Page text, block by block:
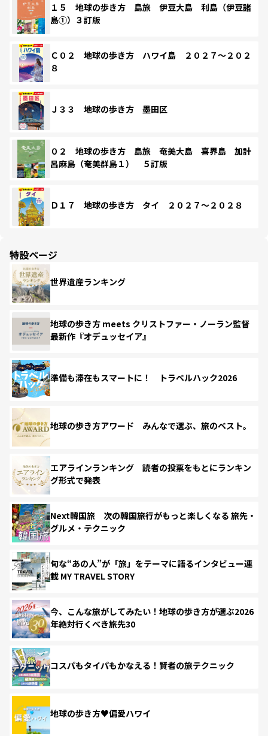
１５ 地球の歩き方 島旅 伊豆大島 利島（伊豆諸
島①）３訂版
Ｃ０２ 地球の歩き方 ハワイ島 ２０２７～２０２
８
Ｊ３３ 地球の歩き方 墨田区
０２ 地球の歩き方 島旅 奄美大島 喜界島 加計
呂麻島（奄美群島１） ５訂版
Ｄ１７ 地球の歩き方 タイ ２０２７～２０２８
特設ページ
世界遺産ランキング
地球の歩き方 meets クリストファー・ノーラン監督
最新作『オデュッセイア』
準備も滞在もスマートに！ トラベルハック2026
地球の歩き方アワード みんなで選ぶ、旅のベスト。
エアラインランキング 読者の投票をもとにランキン
グ形式で発表
Next韓国旅 次の韓国旅行がもっと楽しくなる 旅先・
グルメ・テクニック
旬な“あの人”が「旅」をテーマに語るインタビュー連
載 MY TRAVEL STORY
今、こんな旅がしてみたい！地球の歩き方が選ぶ2026
年絶対行くべき旅先30
コスパもタイパもかなえる！賢者の旅テクニック
地球の歩き方♥偏愛ハワイ